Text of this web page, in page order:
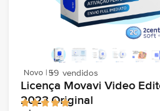
Novo | +59 vendidos
Licença Movavi Video
2023 Original